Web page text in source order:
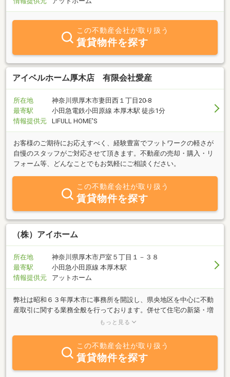
この不動産会社が取り扱う
賃貸物件を探す
アイベルホーム厚木店 有限会社愛産
所在地
神奈川県厚木市妻田西１丁目20-8
最寄駅
小田急電鉄小田原線 本厚木駅 徒歩1分
情報提供元
LIFULL HOME'S
お客様のご期待にお応えすべく、経験豊富でフットワークの軽さが
自慢のスタッフがご対応させて頂きます。不動産の売却・購入・リ
フォーム等、どんなことでもお気軽にご相談ください。
この不動産会社が取り扱う
賃貸物件を探す
（株）アイホーム
所在地
神奈川県厚木市戸室５丁目１－３８
最寄駅
小田急小田原線 本厚木駅
情報提供元
アットホーム
弊社は昭和６３年厚木市に事務所を開設し、県央地区を中心に不動
産取引に関する業務全般を行っております。併せて住宅の新築・増
改築・リフォームや近隣企業の工場営繕業務も行っておいります。
もっと見る
この不動産会社が取り扱う
賃貸物件を探す